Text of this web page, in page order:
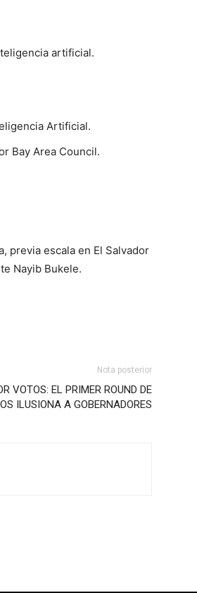
artificial.
Artificial.
Bay Area Council.
previa escala en El Salvador
Nayib Bukele.
Nota posterior
VOTOS: EL PRIMER ROUND DE
ILUSIONA A GOBERNADORES